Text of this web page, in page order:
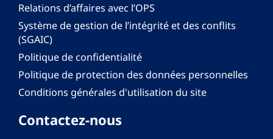
Relations d’affaires avec l’OPS
Système de gestion de l’intégrité et des conflits
(SGAIC)
Politique de confidentialité
Politique de protection des données personnelles
Conditions générales d'utilisation du site
Contactez-nous